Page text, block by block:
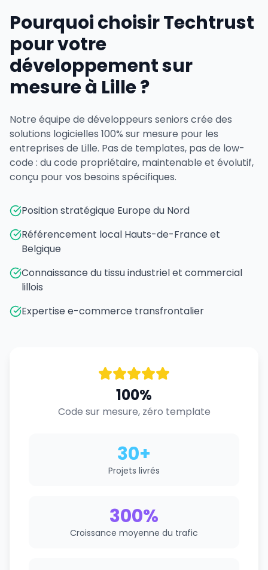
Pourquoi choisir Techtrust
pour votre
développement sur
mesure à Lille ?
Notre équipe de développeurs seniors crée des
solutions logicielles 100% sur mesure pour les
entreprises de Lille. Pas de templates, pas de low-
code : du code propriétaire, maintenable et évolutif,
conçu pour vos besoins spécifiques.
Position stratégique Europe du Nord
Référencement local Hauts-de-France et
Belgique
Connaissance du tissu industriel et commercial
lillois
Expertise e-commerce transfrontalier
100%
Code sur mesure, zéro template
30+
Projets livrés
300%
Croissance moyenne du trafic